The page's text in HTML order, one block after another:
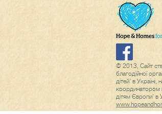
© 2013, Сайт
благодійної
дітей’ в Україні,
координатором
дітям Європи’ в